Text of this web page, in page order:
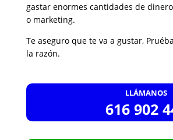
gastar enormes cantidades de
o marketing.
Te aseguro que te va a gustar,
la razón.
LLÁMANOS
616 902